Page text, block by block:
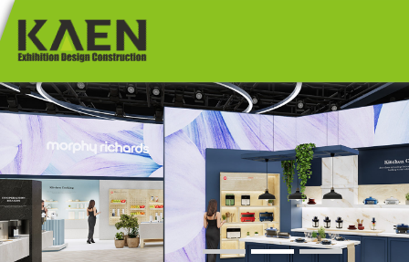
首 页
展览展会
海外展会
港澳展会
国内展会
商业空间
主题展厅